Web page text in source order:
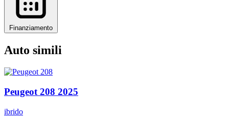
Finanziamento
Auto simili
Peugeot 208 2025
ibrido